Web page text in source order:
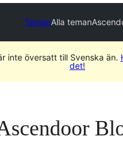
TemanAlla teman
inte översatt till Svenska än.
det!